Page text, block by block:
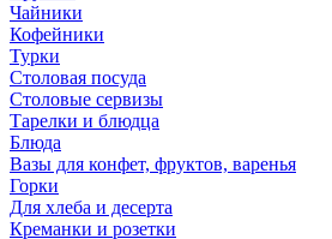
Чайники
Кофейники
Турки
Столовая посуда
Столовые сервизы
Тарелки и блюдца
Блюда
Вазы для конфет, фруктов, варенья
Горки
Для хлеба и десерта
Креманки и розетки